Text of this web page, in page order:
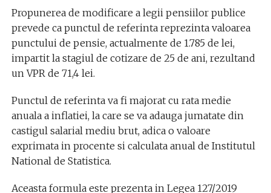
Propunerea de modificare a legii pensiilor publice
prevede ca punctul de referinta reprezinta valoarea
punctului de pensie, actualmente de 1.785 de lei,
impartit la stagiul de cotizare de 25 de ani, rezultand
un VPR de 71,4 lei.
Punctul de referinta va fi majorat cu rata medie
anuala a inflatiei, la care se va adauga jumatate din
castigul salarial mediu brut, adica o valoare
exprimata in procente si calculata anual de Institutul
National de Statistica.
Aceasta formula este prezenta in Legea 127/2019